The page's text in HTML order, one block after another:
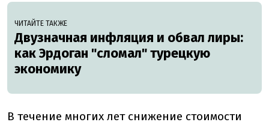
ЧИТАЙТЕ ТАКЖЕ
Двузначная инфляция и обвал лиры:
как Эрдоган "сломал" турецкую
экономику
В течение многих лет снижение стоимости